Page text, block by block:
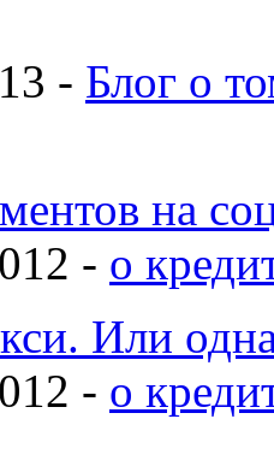
- Блог о
на
- о
Или
- о